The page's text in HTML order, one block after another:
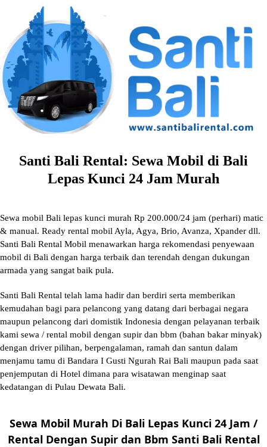
content
Santi Bali Rental: Sewa Mobil di Bali
Lepas Kunci 24 Jam Murah
Sewa mobil Bali lepas kunci murah Rp 200.000/24 jam (perhari) matic
& manual. Ready rental mobil Ayla, Agya, Brio, Avanza, Xpander dll.
Santi Bali Rental Mobil menawarkan harga rekomendasi penyewaan
mobil di Bali dengan harga terbaik dan terendah dengan dukungan
armada yang sangat baik pula.
Santi Bali Rental telah lama hadir dan berdiri serta memberikan
kemudahan bagi para pelancong yang datang dari berbagai negara
maupun pelancong dari domistik Indonesia dengan pelayanan terbaik
kami sewa / rental mobil dengan supir dan bbm (bahan bakar minyak)
dengan driver pilihan, berpengalaman, ramah dan santun dalam
menjamu tamu di Bandara I Gusti Ngurah Rai Bali maupun pada saat
penjemputan di Hotel dimana para wisatawan menginap saat
kedatangan di Pulau Dewata Bali.
Sewa Mobil Murah Di Bali Lepas Kunci 24 Jam /
Rental Dengan Supir dan Bbm Santi Bali Rental